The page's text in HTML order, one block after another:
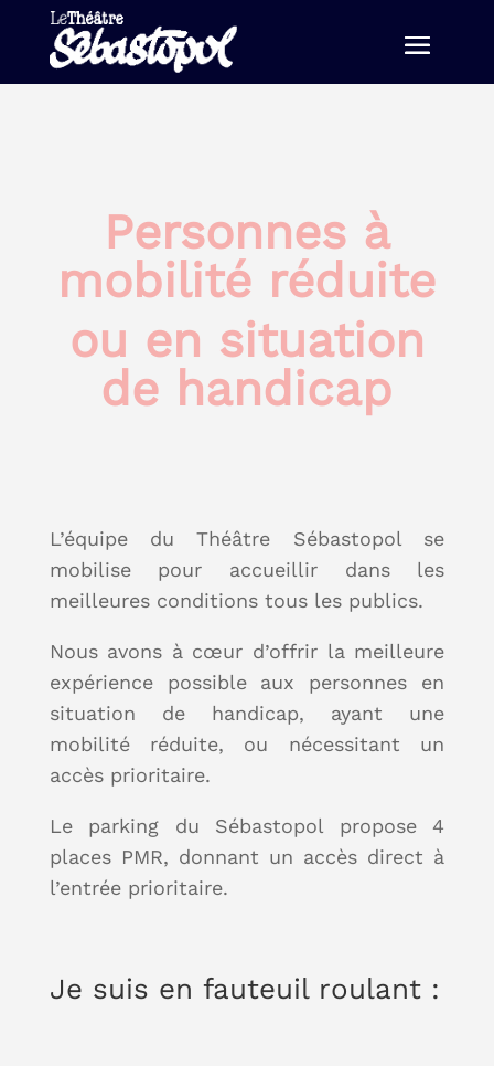
Personnes à
mobilité réduite
ou en situation
de handicap
L’équipe du Théâtre Sébastopol se
mobilise pour accueillir dans les
meilleures conditions tous les publics.
Nous avons à cœur d’offrir la meilleure
expérience possible aux personnes en
situation de handicap, ayant une
mobilité réduite, ou nécessitant un
accès prioritaire.
Le parking du Sébastopol propose 4
places PMR, donnant un accès direct à
l’entrée prioritaire.
Je suis en fauteuil roulant :